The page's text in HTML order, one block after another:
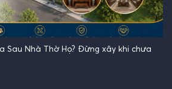
Sau Nhà Thờ Họ? Đừng xây khi chưa